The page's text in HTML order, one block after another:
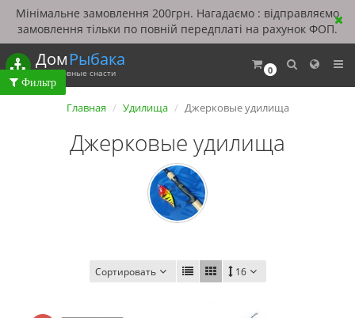
Мінімальне замовлення 200грн. Нагадаємо : відправляємо
замовлення тільки по повній передплаті на рахунок ФОП.
0
ДомРыбака
Рыболовные снасти
Главная Удилища Джерковые удилища
Джерковые удилища
Сортировать 16